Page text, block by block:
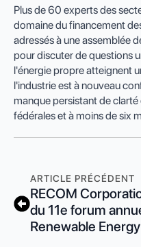
Plus de 60 experts des
domaine du financement
adressés à une assemblée
pour discuter de questions
l'énergie propre atteignent
l'industrie est à nouveau
manque persistant de
fédérales et à moins de six
ARTICLE PRÉCÉDENT
RECOM
du 11e forum
Renewable